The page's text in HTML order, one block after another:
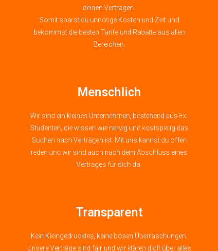
deinen Verträgen.
Somit sparst du unnötige Kosten und Zeit und
bekommst die besten Tarife und Rabatte aus allen
Bereichen.
Menschlich
Wir sind ein kleines Unternehmen, bestehend aus Ex-
Studenten, die wissen wie nervig und kostspielig das
Suchen nach Verträgen ist. Mit uns kannst du offen
reden und wir sind auch nach dem Abschluss eines
Vertrages für dich da.​
Transparent
Kein Kleingedrucktes, keine bösen Überraschungen.
Unsere Verträge sind fair und wir klären dich über alles